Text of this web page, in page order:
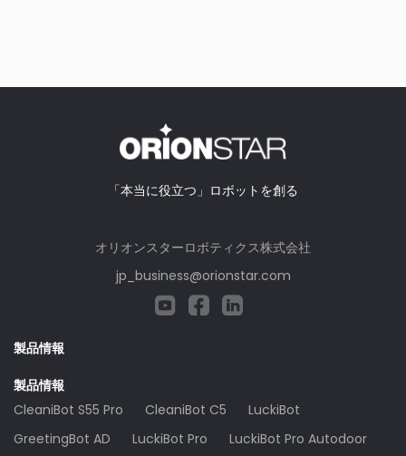
「本当に役立つ」ロボットを創る
オリオンスターロボティクス株式会社
jp_business@orionstar.com
製品情報
製品情報
CleaniBot S55 Pro
CleaniBot C5
LuckiBot
GreetingBot AD
LuckiBot Pro
LuckiBot Pro Autodoor